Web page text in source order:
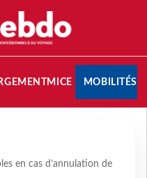
MICE MOBILITÉS
en cas d’annulation de